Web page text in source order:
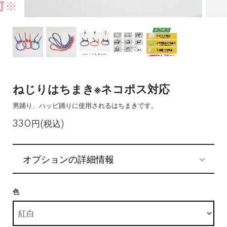
ねじりはちまき※ネコポス対応
男踊り、ハッピ踊りに使用されるはちまきです。
330円(税込)
オプションの詳細情報
色